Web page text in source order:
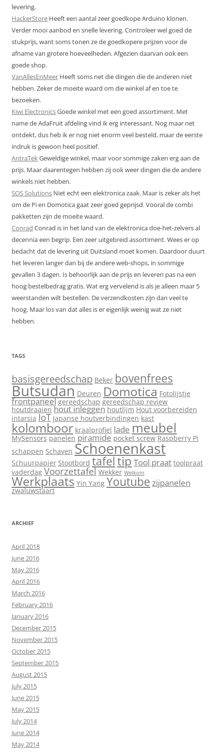
levering.
HackerStore Heeft een aantal zeer goedkope Arduino klonen.
Verder mooi aanbod en snelle levering. Controleer wel goed de
stukprijs, want soms tonen ze de goedkopere prijzen voor de
afname van grotere hoeveelheden. Afgezien daarvan ook een
goede shop.
VanAllesEnMeer Heeft soms net die dingen die de anderen niet
hebben. Zeker de moeite waard om die winkel af en toe te
bezoeken.
Kiwi ElectronicsGoede winkel met een goed assortiment. Met
name de AdaFruit afdeling vind ik erg interessant. Nog maar net
ontdekt, dus heb ik er nog niet enorm veel besteld, maar de eerste
indruk is gewoon heel positief.
AntraTekGeweldige winkel, maar voor sommige zaken erg aan de
prijs. Maar daarentegen hebben zij ook weer dingen die de andere
winkels niet hebben.
SOS Solutions Niet echt een elektronica zaak. Maar is zeker als het
om de Pi en Domotica gaat zeer goed geprijsd. Vooral de combi
pakketten zijn de moeite waard.
Conrad Conrad is in het land van de elektronica doe-het-zelvers al
decennia een begrip. Een zeer uitgebreid assortiment. Wees er op
bedacht dat de levering uit Duitsland moet komen. Daardoor duurt
het leveren langer dan bij de andere web-shops, in sommige
gevallen 3 dagen. Is behoorlijk aan de prijs en leveren pas na een
hoog bestelbedrag gratis. Wat erg vervelend is als je alleen maar 5
weerstanden wilt bestellen. De verzendkosten zijn dan veel te
hoog. Maar los van dat alles is er eigenlijk weinig wat ze niet
hebben.
TAGS
basisgereedschap Beker bovenfrees
Butsudan Deuren Domotica Fotolijstje
frontpaneel gereedschap gereedschap review
houtdraaien hout inleggen houtlijm Hout voorbereiden
intarsia IoT Japanse houtverbindingen kast
kolomboor kraalprofiel lade meubel
MySensors panelen piramide pocket screw Raspberry Pi
schappen Schaven Schoenenkast
Schuurpapier Stootbord tafeltipTool praat toolpraat
vaderdag Voorzettafel Wekker Welkom
Werkplaats Yin Yang Youtube zijpanelen
zwaluwstaart
ARCHIEF
April 2018
June 2016
May 2016
April 2016
March 2016
February 2016
January 2016
December 2015
November 2015
October 2015
September 2015
August 2015
July 2015
June 2015
May 2015
July 2014
June 2014
May 2014